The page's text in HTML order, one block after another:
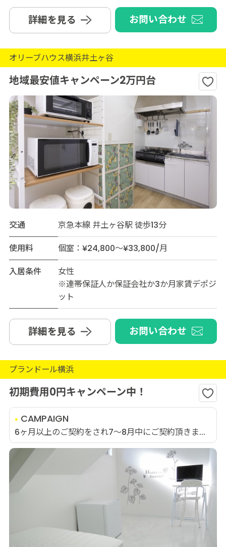
詳細を見る お問い合わせ
オリーブハウス横浜井土ヶ谷
地域最安値キャンペーン2万円台
交通
京急本線 井土ヶ谷駅 徒歩13分
使用料
個室：¥24,800～¥33,800/月
入居条件
女性
※連帯保証人か保証会社か3か月家賃デポジ
ット
詳細を見る お問い合わせ
プランドール横浜
初期費用0円キャンペーン中！
CAMPAIGN
6ヶ月以上のご契約をされ7～8月中にご契約頂きま...